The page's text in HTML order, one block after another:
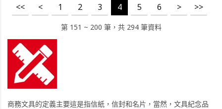
<< < 1 2 3 4 5 6 > >>
第 151 ~ 200 筆，共 294 筆資料
商務文具的定義主要這是指信紙，信封和名片，當然，文具紀念品